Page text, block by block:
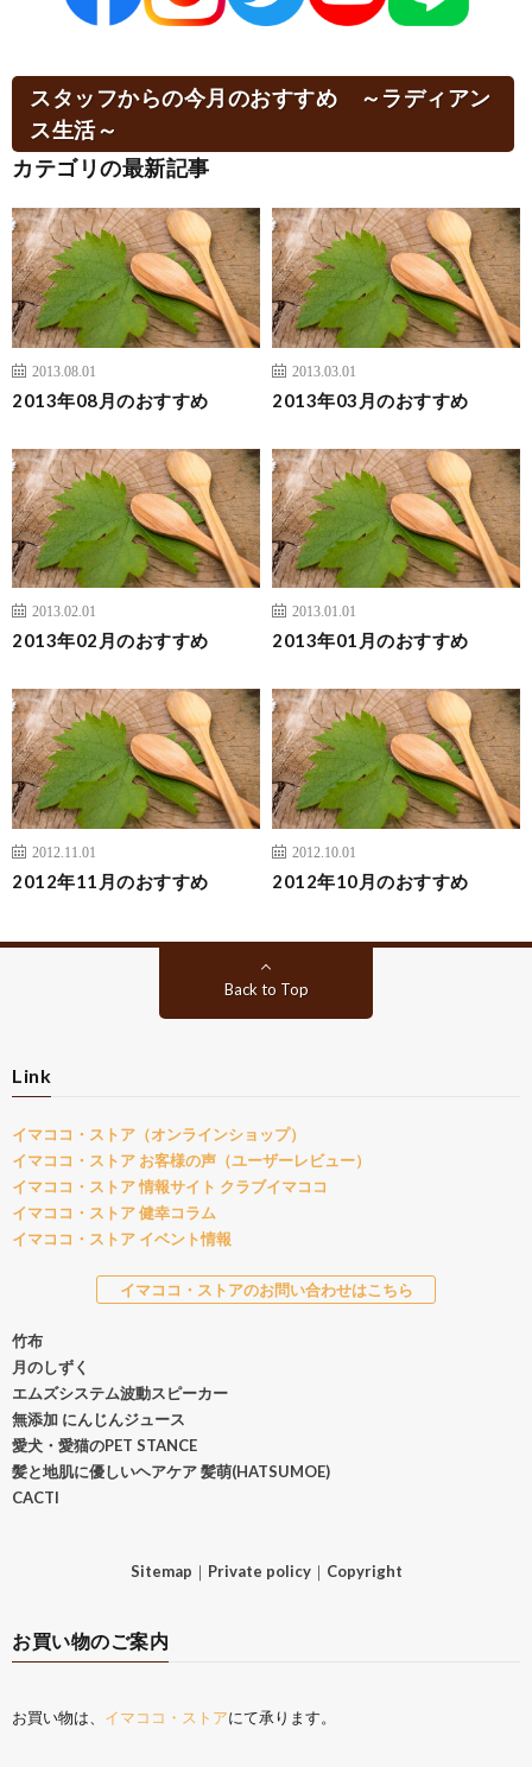
スタッフからの今月のおすすめ ～ラディアン
ス生活～
カテゴリの最新記事
2013.08.01
2013年08月のおすすめ
2013.03.01
2013年03月のおすすめ
2013.02.01
2013年02月のおすすめ
2013.01.01
2013年01月のおすすめ
2012.11.01
2012年11月のおすすめ
2012.10.01
2012年10月のおすすめ
Back to Top
Link
イマココ・ストア（オンラインショップ）
イマココ・ストア お客様の声（ユーザーレビュー）
イマココ・ストア 情報サイト クラブイマココ
イマココ・ストア 健幸コラム
イマココ・ストア イベント情報
イマココ・ストアのお問い合わせはこちら
竹布
月のしずく
エムズシステム波動スピーカー
無添加 にんじんジュース
愛犬・愛猫のPET STANCE
髪と地肌に優しいヘアケア 髪萌(HATSUMOE)
CACTI
Sitemap ｜ Private policy｜ Copyright
お買い物のご案内
お買い物は、 イマココ・ストアにて承ります。